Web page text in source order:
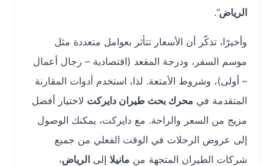
الرياض”.
وأخيرًا، تذكّر أن الأسعار تتأثر بعوامل متعددة مثل
موسم السفر، ودرجة المقعد (اقتصادية – رجال أعمال
– أولى)، وشروط الأمتعة. لذا، استخدم أدوات المقارنة
المتقدمة فيمحرك بحث طيران دايركتلاختيار أفضل
مزيج من السعر والراحة. مع دايركت، يمكنك الوصول
إلى عروض الرحلات في الوقت الفعلي من جميع
شركات الطيران المتجهة منمانيلاإلىالرياض،